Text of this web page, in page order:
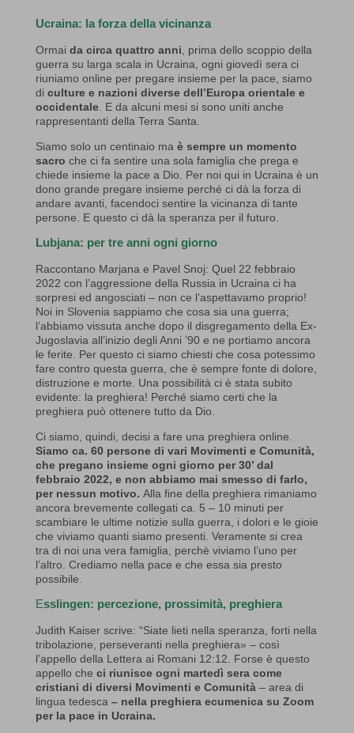
Ucraina: la forza della vicinanza
Ormai da circa quattro anni , prima dello scoppio della
guerra su larga scala in Ucraina, ogni giovedì sera ci
riuniamo online per pregare insieme per la pace, siamo
di culture e nazioni diverse dell’Europa orientale e
occidentale. E da alcuni mesi si sono uniti anche
rappresentanti della Terra Santa.
Siamo solo un centinaio ma è sempre un momento
sacro che ci fa sentire una sola famiglia che prega e
chiede insieme la pace a Dio. Per noi qui in Ucraina è un
dono grande pregare insieme perché ci dà la forza di
andare avanti, facendoci sentire la vicinanza di tante
persone. E questo ci dà la speranza per il futuro.
Lubjana: per tre anni ogni giorno
Raccontano Marjana e Pavel Snoj: Quel 22 febbraio
2022 con l’aggressione della Russia in Ucraina ci ha
sorpresi ed angosciati – non ce l’aspettavamo proprio!
Noi in Slovenia sappiamo che cosa sia una guerra;
l’abbiamo vissuta anche dopo il disgregamento della Ex-
Jugoslavia all’inizio degli Anni ’90 e ne portiamo ancora
le ferite. Per questo ci siamo chiesti che cosa potessimo
fare contro questa guerra, che è sempre fonte di dolore,
distruzione e morte. Una possibilità ci è stata subito
evidente: la preghiera! Perché siamo certi che la
preghiera può ottenere tutto da Dio.
Ci siamo, quindi, decisi a fare una preghiera online.
Siamo ca. 60 persone di vari Movimenti e Comunità,
che pregano insieme ogni giorno per 30’ dal
febbraio 2022, e non abbiamo mai smesso di farlo,
per nessun motivo. Alla fine della preghiera rimaniamo
ancora brevemente collegati ca. 5 – 10 minuti per
scambiare le ultime notizie sulla guerra, i dolori e le gioie
che viviamo quanti siamo presenti. Veramente si crea
tra di noi una vera famiglia, perchè viviamo l’uno per
l’altro. Crediamo nella pace e che essa sia presto
possibile.
Esslingen: percezione, prossimità, preghiera
Judith Kaiser scrive: “Siate lieti nella speranza, forti nella
tribolazione, perseveranti nella preghiera» – così
l’appello della Lettera ai Romani 12:12. Forse è questo
appello che ci riunisce ogni martedì sera come
cristiani di diversi Movimenti e Comunità – area di
lingua tedesca – nella preghiera ecumenica su Zoom
per la pace in Ucraina.